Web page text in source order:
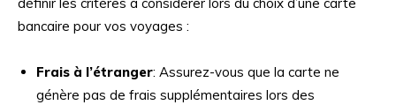
bancaire pour vos voyages :
Frais à l’étranger: Assurez-vous que la carte ne
génère pas de frais supplémentaires lors des